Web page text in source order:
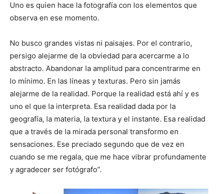
Uno es quien hace la fotografía con los elementos que
observa en ese momento.
No busco grandes vistas ni paisajes. Por el contrario,
persigo alejarme de la obviedad para acercarme a lo
abstracto. Abandonar la amplitud para concentrarme en
lo mínimo. En las líneas y texturas. Pero sin jamás
alejarme de la realidad. Porque la realidad está ahí y es
uno el que la interpreta. Esa realidad dada por la
geografía, la materia, la textura y el instante. Esa realidad
que a través de la mirada personal transformo en
sensaciones. Ese preciado segundo que de vez en
cuando se me regala, que me hace vibrar profundamente
y agradecer ser fotógrafo”.